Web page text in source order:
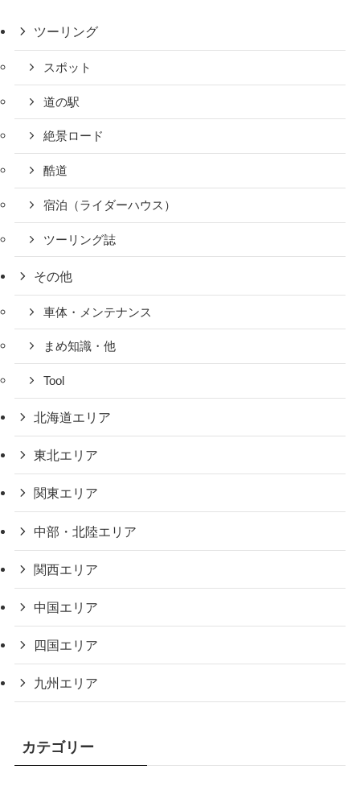
ツーリング
スポット
道の駅
絶景ロード
酷道
宿泊（ライダーハウス）
ツーリング誌
その他
車体・メンテナンス
まめ知識・他
Tool
北海道エリア
東北エリア
関東エリア
中部・北陸エリア
関西エリア
中国エリア
四国エリア
九州エリア
カテゴリー